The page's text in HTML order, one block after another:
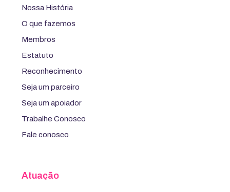
Nossa História
O que fazemos
Membros
Estatuto
Reconhecimento
Seja um parceiro
Seja um apoiador
Trabalhe Conosco
Fale conosco
Atuação